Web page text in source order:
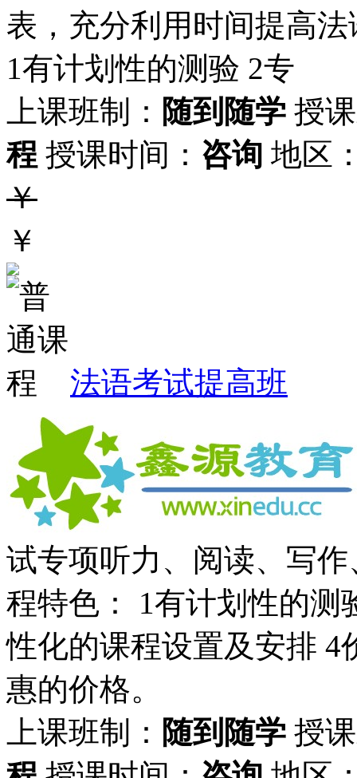
表，充分利用时间提高
1有计划性的测验 2专
上课班制： 随到随学 授
程 授课时间： 咨询 地区
￥
￥
法语考试提高班
试专项听力、阅读、写
程特色： 1有计划性的测
性化的课程设置及安排 4
惠的价格。
上课班制： 随到随学 授